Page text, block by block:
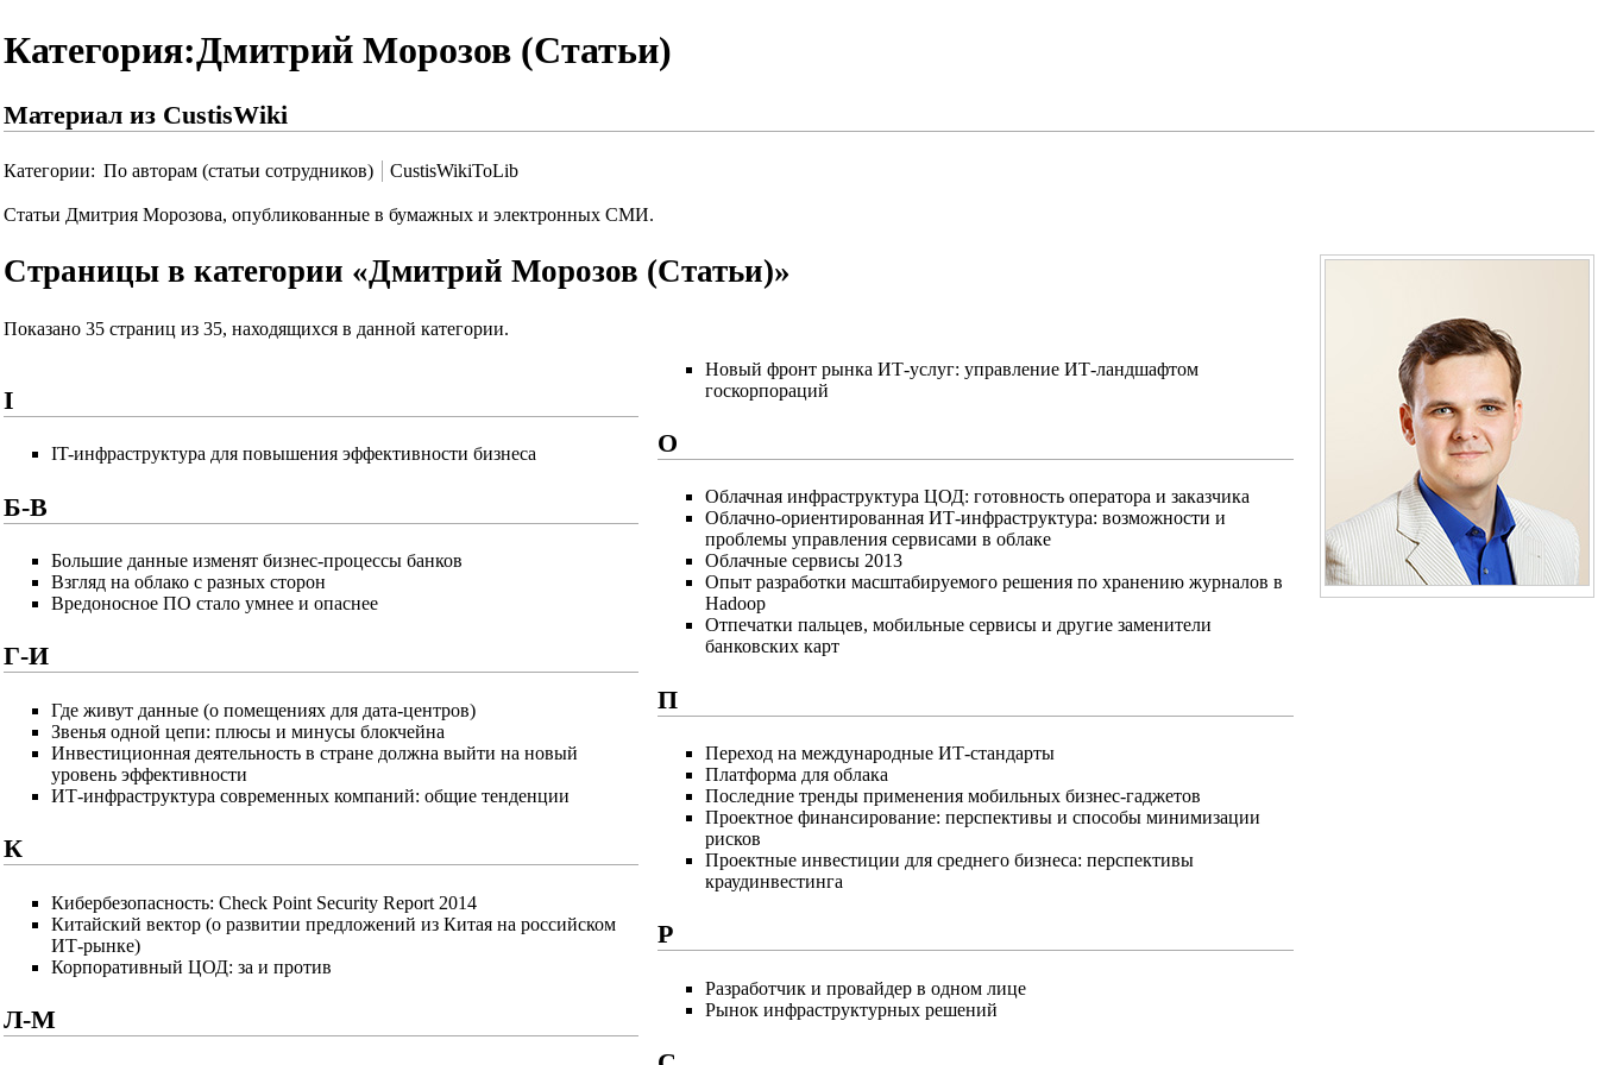
Категория:Дмитрий Морозов (Статьи)
Материал из CustisWiki
Категории: По авторам (статьи сотрудников) CustisWikiToLib
Статьи Дмитрия Морозова, опубликованные в бумажных и электронных СМИ.
Страницы в категории «Дмитрий Морозов (Статьи)»
Показано 35 страниц из 35, находящихся в данной категории.
I
IT-инфраструктура для повышения эффективности бизнеса
Б-В
Большие данные изменят бизнес-процессы банков
Взгляд на облако с разных сторон
Вредоносное ПО стало умнее и опаснее
Г-И
Где живут данные (о помещениях для дата-центров)
Звенья одной цепи: плюсы и минусы блокчейна
Инвестиционная деятельность в стране должна выйти на новый
уровень эффективности
ИТ-инфраструктура современных компаний: общие тенденции
К
Кибербезопасность: Check Point Security Report 2014
Китайский вектор (о развитии предложений из Китая на российском
ИТ-рынке)
Корпоративный ЦОД: за и против
Л-М
Новый фронт рынка ИТ-услуг: управление ИТ-ландшафтом
госкорпораций
О
Облачная инфраструктура ЦОД: готовность оператора и заказчика
Облачно-ориентированная ИТ-инфраструктура: возможности и
проблемы управления сервисами в облаке
Облачные сервисы 2013
Опыт разработки масштабируемого решения по хранению журналов в
Hadoop
Отпечатки пальцев, мобильные сервисы и другие заменители
банковских карт
П
Переход на международные ИТ-стандарты
Платформа для облака
Последние тренды применения мобильных бизнес-гаджетов
Проектное финансирование: перспективы и способы минимизации
рисков
Проектные инвестиции для среднего бизнеса: перспективы
краудинвестинга
Р
Разработчик и провайдер в одном лице
Рынок инфраструктурных решений